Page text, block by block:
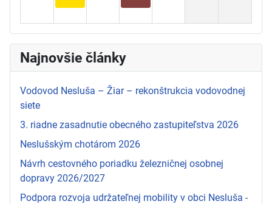
Najnovšie články
Vodovod Nesluša – Žiar – rekonštrukcia vodovodnej
siete
3. riadne zasadnutie obecného zastupiteľstva 2026
Neslušským chotárom 2026
Návrh cestovného poriadku železničnej osobnej
dopravy 2026/2027
Podpora rozvoja udržateľnej mobility v obci Nesluša -